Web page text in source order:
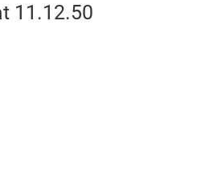
11.12.50